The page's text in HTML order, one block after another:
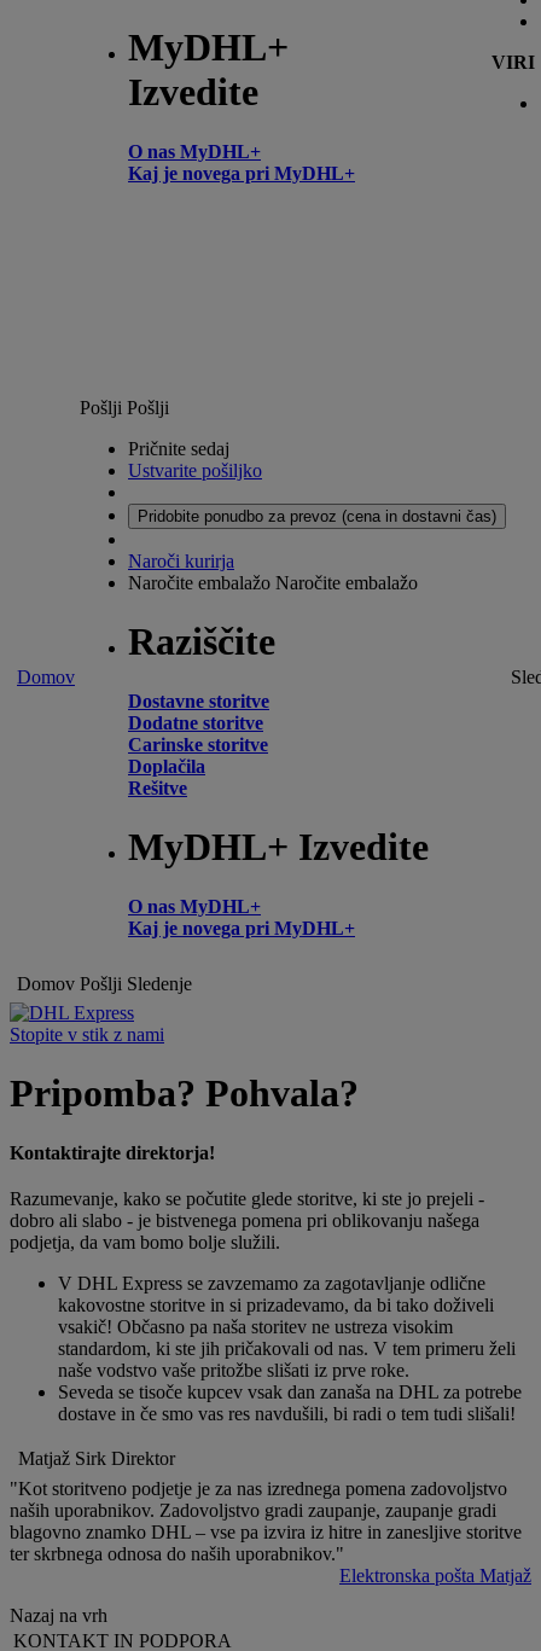
MyDHL+
Izvedite
O nas MyDHL+
Kaj je novega pri MyDHL+
VIRI
Domov
Pošlji Pošlji
Pričnite sedaj
Ustvarite pošiljko
Pridobite ponudbo za prevoz (cena in dostavni čas)
Naroči kurirja
Naročite embalažo Naročite embalažo
Raziščite
Dostavne storitve
Dodatne storitve
Carinske storitve
Doplačila
Rešitve
MyDHL+ Izvedite
O nas MyDHL+
Kaj je novega pri MyDHL+
Domov Pošlji Sledenje
Stopite v stik z nami
Pripomba? Pohvala?
Kontaktirajte direktorja!
Razumevanje, kako se počutite glede storitve, ki ste jo prejeli -
dobro ali slabo - je bistvenega pomena pri oblikovanju našega
podjetja, da vam bomo bolje služili.
V DHL Express se zavzemamo za zagotavljanje odlične
kakovostne storitve in si prizadevamo, da bi tako doživeli
vsakič! Občasno pa naša storitev ne ustreza visokim
standardom, ki ste jih pričakovali od nas. V tem primeru želi
naše vodstvo vaše pritožbe slišati iz prve roke.
Seveda se tisoče kupcev vsak dan zanaša na DHL za potrebe
dostave in če smo vas res navdušili, bi radi o tem tudi slišali!
Matjaž Sirk Direktor
"Kot storitveno podjetje je za nas izrednega pomena zadovoljstvo
naših uporabnikov. Zadovoljstvo gradi zaupanje, zaupanje gradi
blagovno znamko DHL – vse pa izvira iz hitre in zanesljive storitve
ter skrbnega odnosa do naših uporabnikov."
Elektronska pošta Matjaž
Nazaj na vrh
KONTAKT IN PODPORA